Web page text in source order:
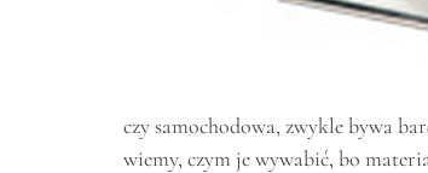
czy samochodowa, zwykle bywa
wiemy, czym je wywabić, bo